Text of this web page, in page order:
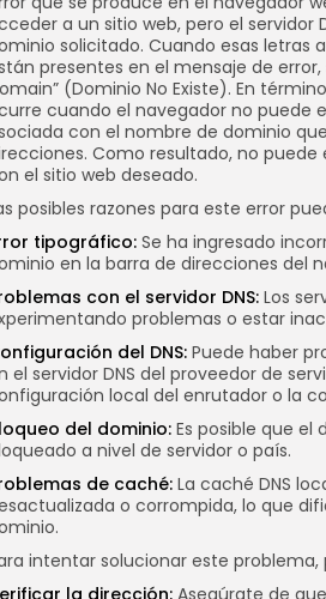
a un sitio web, pero el servidor
solicitado. Cuando esas letras
presentes en el mensaje de error,
(Dominio No Existe). En
cuando el navegador no puede
con el nombre de dominio
Como resultado, no
el sitio web deseado.
posibles razones para este error
tipográfico: Se ha ingresado
en la barra de direcciones del
con el servidor DNS:Los
problemas o estar
del DNS: Puede haber
el servidor DNS del proveedor de
local del enrutador o la
del dominio:Es posible que el
a nivel de servidor o país.
de caché:La caché DNS
o corrompida, lo que
intentar solucionar este problema,
la dirección: Asegúrate de